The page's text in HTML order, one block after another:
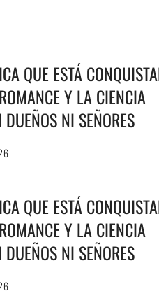
QUE ESTÁ
Y LA CIENCIA
NI SEÑORES
QUE ESTÁ
Y LA CIENCIA
NI SEÑORES